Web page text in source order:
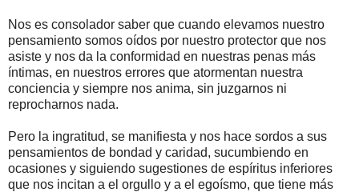
Nos es consolador saber que cuando elevamos nuestro
pensamiento somos oídos por nuestro protector que nos
asiste y nos da la conformidad en nuestras penas más
íntimas, en nuestros errores que atormentan nuestra
conciencia y siempre nos anima, sin juzgarnos ni
reprocharnos nada.
Pero la ingratitud, se manifiesta y nos hace sordos a sus
pensamientos de bondad y caridad, sucumbiendo en
ocasiones y siguiendo sugestiones de espíritus inferiores
que nos incitan a el orgullo y a el egoísmo, que tiene más